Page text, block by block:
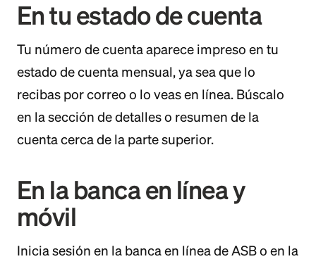
En tu estado de cuenta
Tu número de cuenta aparece impreso en tu
estado de cuenta mensual, ya sea que lo
recibas por correo o lo veas en línea. Búscalo
en la sección de detalles o resumen de la
cuenta cerca de la parte superior.
En la banca en línea y
móvil
Inicia sesión en la banca en línea de ASB o en la